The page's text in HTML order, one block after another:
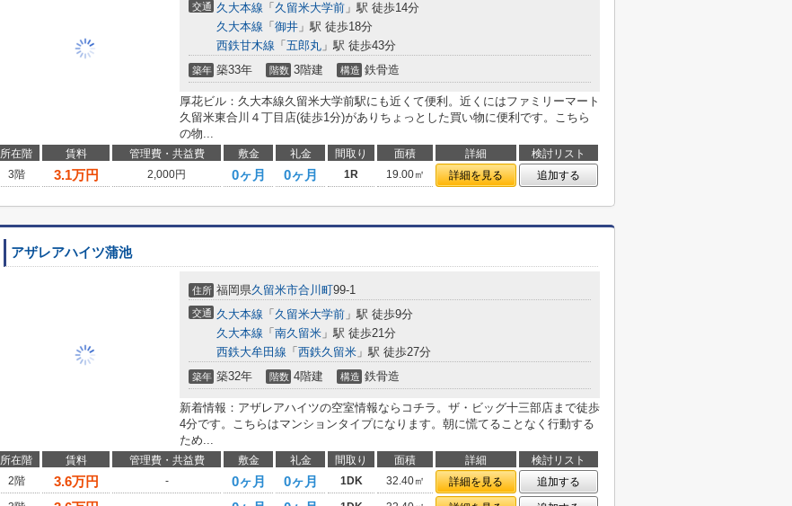
交通 久大本線 「 久留米大学前 」駅 徒歩14分
久大本線 「 御井 」駅 徒歩18分
西鉄甘木線 「 五郎丸 」駅 徒歩43分
築年 築33年 階数 3階建 構造 鉄骨造
厚花ビル：久大本線久留米大学前駅にも近くて便利。近くにはファミリーマート
久留米東合川４丁目店(徒歩1分)がありちょっとした買い物に便利です。こちら
の物...
所在階 賃料 管理費・共益費 敷金 礼金 間取り 面積 詳細
検討リスト
3階
3.1万円 2,000円 0ヶ月 0ヶ月 1R 19.00㎡ 詳細を見る 追加する
アザレアハイツ蒲池
住所 福岡県久留米市合川町99-1
交通 久大本線 「 久留米大学前 」駅 徒歩9分
久大本線 「 南久留米 」駅 徒歩21分
西鉄大牟田線 「 西鉄久留米 」駅 徒歩27分
築年 築32年 階数 4階建 構造 鉄骨造
新着情報：アザレアハイツの空室情報ならコチラ。ザ・ビッグ十三部店まで徒歩
4分です。こちらはマンションタイプになります。朝に慌てることなく行動する
ため...
所在階 賃料 管理費・共益費 敷金 礼金 間取り 面積 詳細
検討リスト
2階
3.6万円 - 0ヶ月 0ヶ月 1DK 32.40㎡ 詳細を見る
追加する